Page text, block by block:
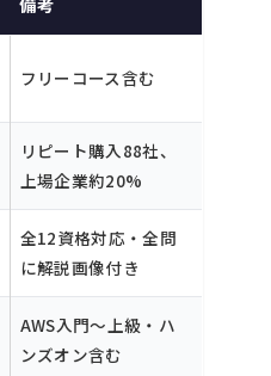
フリーコース含む
リピート購入88社、
上場企業約20%
全12資格対応・全問
に解説画像付き
AWS入門〜上級・ハ
ンズオン含む